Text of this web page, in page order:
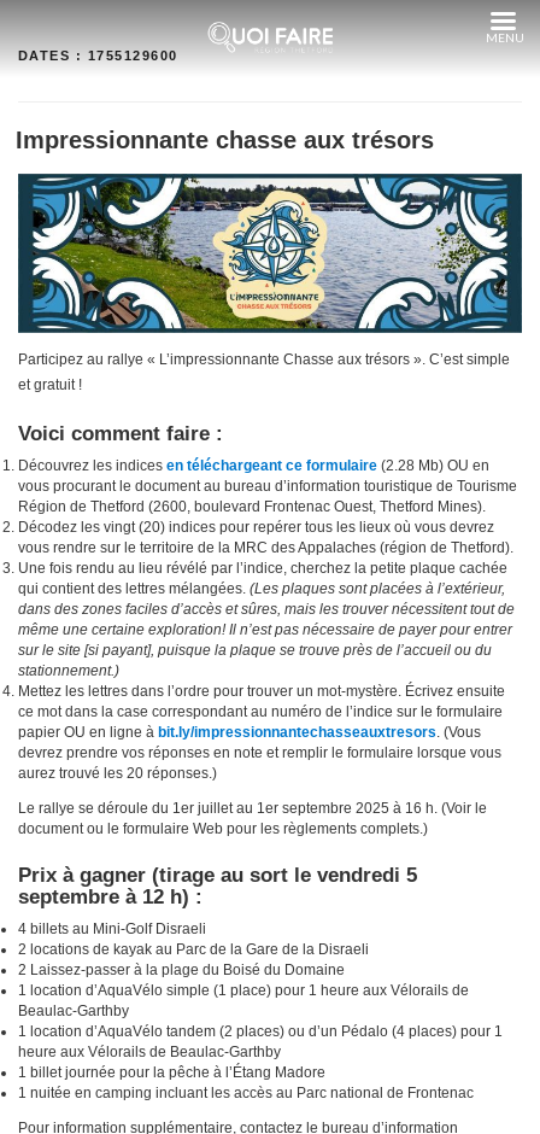
contenu
DATES : 1755129600
Impressionnante chasse aux trésors
Participez au rallye « L’impressionnante Chasse aux trésors ». C’est simple
et gratuit !
Voici comment faire :
Découvrez les indices en téléchargeant ce formulaire (2.28 Mb) OU en
vous procurant le document au bureau d’information touristique de Tourisme
Région de Thetford (2600, boulevard Frontenac Ouest, Thetford Mines).
Décodez les vingt (20) indices pour repérer tous les lieux où vous devrez
vous rendre sur le territoire de la MRC des Appalaches (région de Thetford).
Une fois rendu au lieu révélé par l’indice, cherchez la petite plaque cachée
qui contient des lettres mélangées. (Les plaques sont placées à l’extérieur,
dans des zones faciles d’accès et sûres, mais les trouver nécessitent tout de
même une certaine exploration! Il n’est pas nécessaire de payer pour entrer
sur le site [si payant], puisque la plaque se trouve près de l’accueil ou du
stationnement.)
Mettez les lettres dans l’ordre pour trouver un mot-mystère. Écrivez ensuite
ce mot dans la case correspondant au numéro de l’indice sur le formulaire
papier OU en ligne à bit.ly/impressionnantechasseauxtresors. (Vous
devrez prendre vos réponses en note et remplir le formulaire lorsque vous
aurez trouvé les 20 réponses.)
Le rallye se déroule du 1er juillet au 1er septembre 2025 à 16 h. (Voir le
document ou le formulaire Web pour les règlements complets.)
Prix à gagner (tirage au sort le vendredi 5
septembre à 12 h) :
4 billets au Mini-Golf Disraeli
2 locations de kayak au Parc de la Gare de la Disraeli
2 Laissez-passer à la plage du Boisé du Domaine
1 location d’AquaVélo simple (1 place) pour 1 heure aux Vélorails de
Beaulac-Garthby
1 location d’AquaVélo tandem (2 places) ou d’un Pédalo (4 places) pour 1
heure aux Vélorails de Beaulac-Garthby
1 billet journée pour la pêche à l’Étang Madore
1 nuitée en camping incluant les accès au Parc national de Frontenac
Pour information supplémentaire, contactez le bureau d’information